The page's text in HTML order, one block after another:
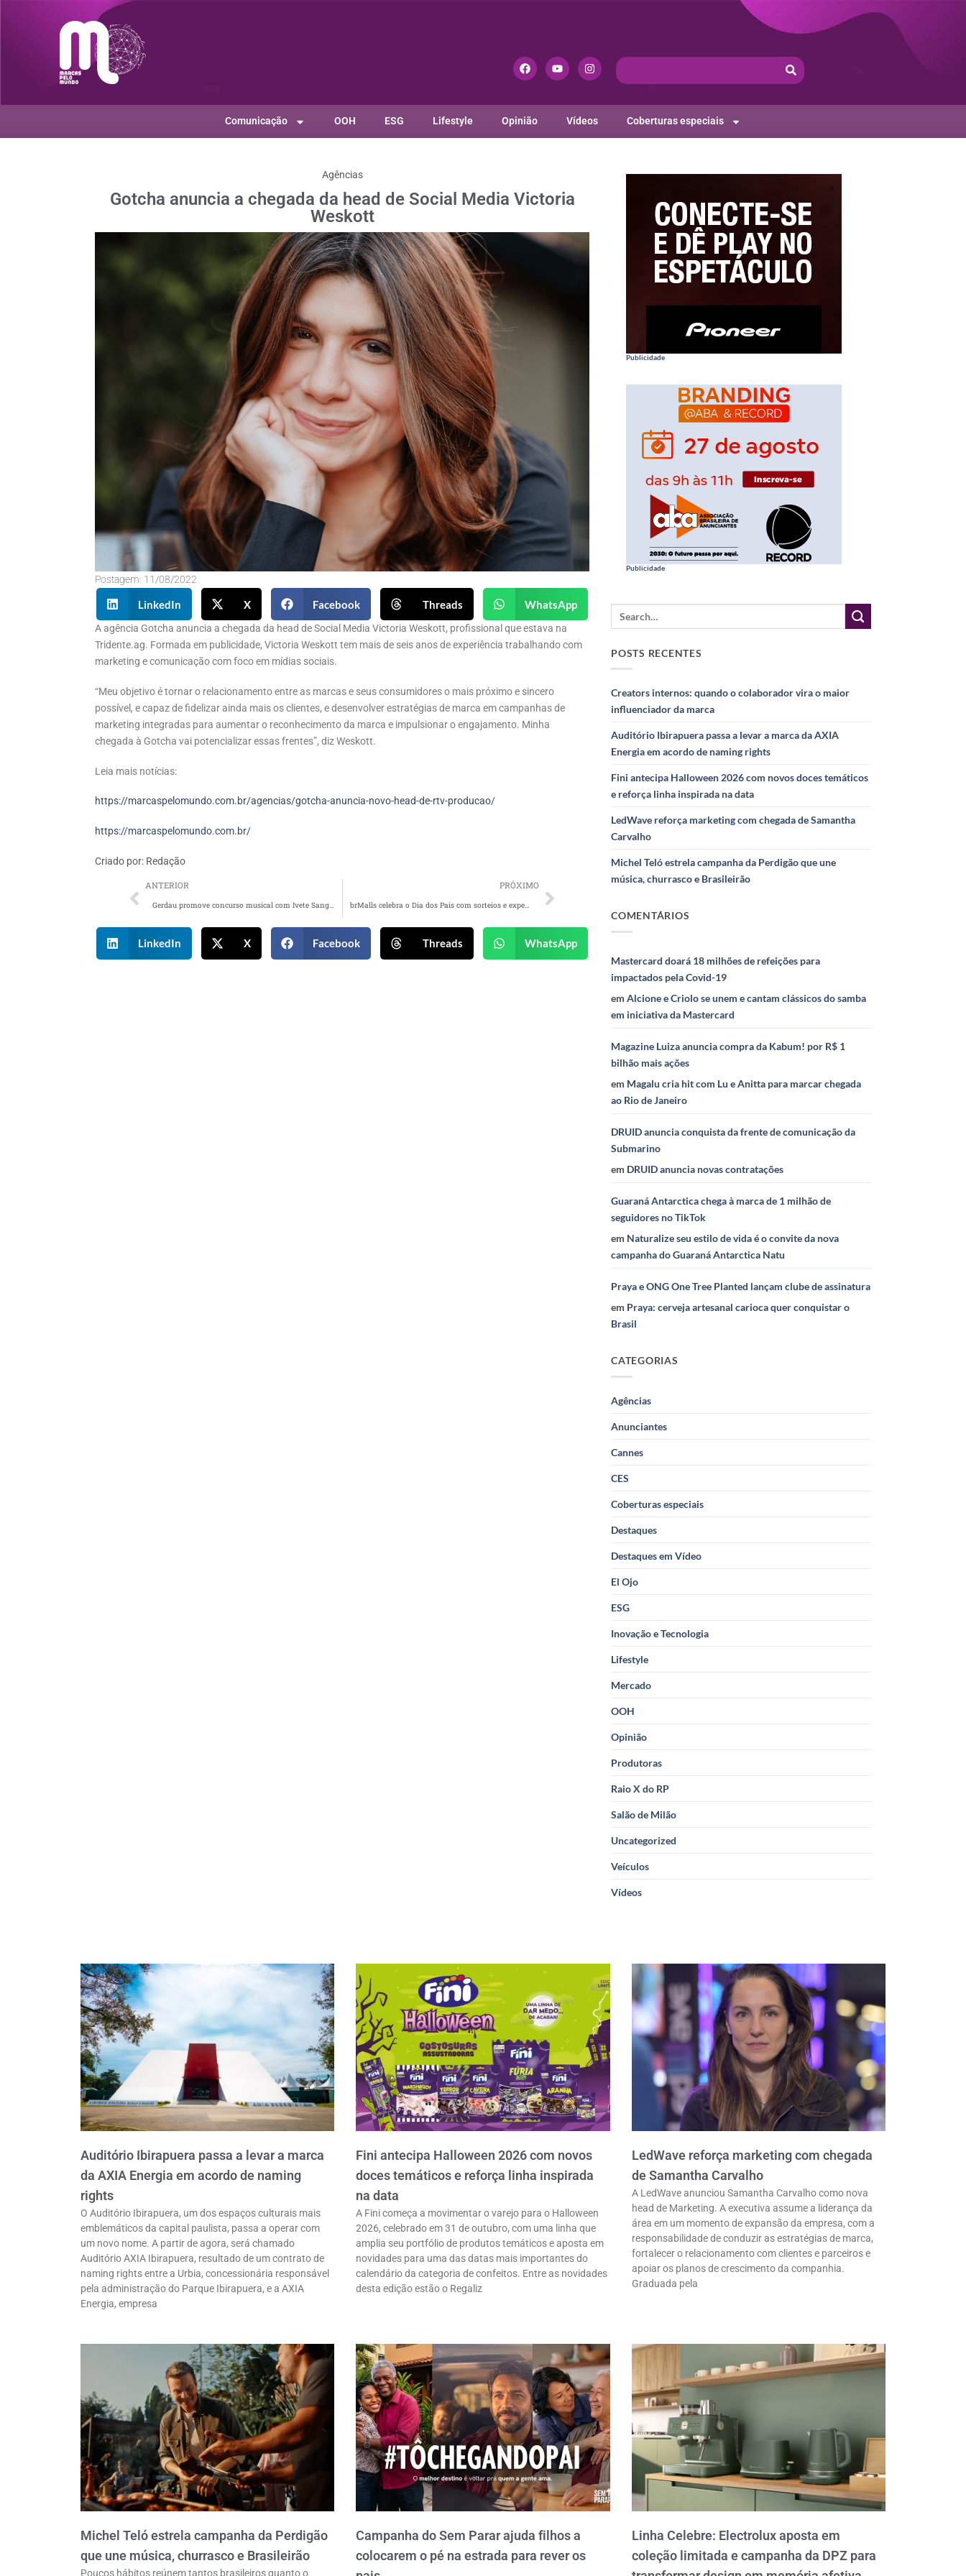
Comunicação OOH ESG Lifestyle Opinião Vídeos Coberturas especiais
Agências
Gotcha anuncia a chegada da head de Social Media Victoria
Weskott
Postagem: 11/08/2022
LinkedIn X Facebook Threads WhatsApp
A agência Gotcha anuncia a chegada da head de Social Media Victoria Weskott, profissional que estava na
Tridente.ag. Formada em publicidade, Victoria Weskott tem mais de seis anos de experiência trabalhando com
marketing e comunicação com foco em mídias sociais.
“Meu objetivo é tornar o relacionamento entre as marcas e seus consumidores o mais próximo e sincero
possível, e capaz de fidelizar ainda mais os clientes, e desenvolver estratégias de marca em campanhas de
marketing integradas para aumentar o reconhecimento da marca e impulsionar o engajamento. Minha
chegada à Gotcha vai potencializar essas frentes”, diz Weskott.
Leia mais notícias:
https://marcaspelomundo.com.br/agencias/gotcha-anuncia-novo-head-de-rtv-producao/
https://marcaspelomundo.com.br/
Criado por: Redação
ANTERIOR PRÓXIMO
brMalls celebra o Dia dos Pais com sorteios e experiências diferenciadas
LinkedIn X Facebook Threads WhatsApp
Publicidade
Publicidade
POSTS RECENTES
Creators internos: quando o colaborador vira o maior
influenciador da marca
Auditório Ibirapuera passa a levar a marca da AXIA
Energia em acordo de naming rights
Fini antecipa Halloween 2026 com novos doces temáticos
e reforça linha inspirada na data
LedWave reforça marketing com chegada de Samantha
Carvalho
Michel Teló estrela campanha da Perdigão que une
música, churrasco e Brasileirão
COMENTÁRIOS
Mastercard doará 18 milhões de refeições para
impactados pela Covid-19
emAlcione e Criolo se unem e cantam clássicos do samba
em iniciativa da Mastercard
Magazine Luiza anuncia compra da Kabum! por R$ 1
bilhão mais ações
em Magalu cria hit com Lu e Anitta para marcar chegada
ao Rio de Janeiro
DRUID anuncia conquista da frente de comunicação da
Submarino
em DRUID anuncia novas contratações
Guaraná Antarctica chega à marca de 1 milhão de
seguidores no TikTok
em Naturalize seu estilo de vida é o convite da nova
campanha do Guaraná Antarctica Natu
Praya e ONG One Tree Planted lançam clube de assinatura
em Praya: cerveja artesanal carioca quer conquistar o
Brasil
CATEGORIAS
Agências
Anunciantes
Cannes
CES
Coberturas especiais
Destaques
Destaques em Vídeo
El Ojo
ESG
Inovação e Tecnologia
Lifestyle
Mercado
OOH
Opinião
Produtoras
Raio X do RP
Salão de Milão
Uncategorized
Veículos
Vídeos
Auditório Ibirapuera passa a levar a marca
da AXIA Energia em acordo de naming
rights
O Auditório Ibirapuera, um dos espaços culturais mais
emblemáticos da capital paulista, passa a operar com
um novo nome. A partir de agora, será chamado
Auditório AXIA Ibirapuera, resultado de um contrato de
naming rights entre a Urbia, concessionária responsável
pela administração do Parque Ibirapuera, e a AXIA
Energia, empresa
Fini antecipa Halloween 2026 com novos
doces temáticos e reforça linha inspirada
na data
A Fini começa a movimentar o varejo para o Halloween
2026, celebrado em 31 de outubro, com uma linha que
amplia seu portfólio de produtos temáticos e aposta em
novidades para uma das datas mais importantes do
calendário da categoria de confeitos. Entre as novidades
desta edição estão o Regaliz
LedWave reforça marketing com chegada
de Samantha Carvalho
A LedWave anunciou Samantha Carvalho como nova
head de Marketing. A executiva assume a liderança da
área em um momento de expansão da empresa, com a
responsabilidade de conduzir as estratégias de marca,
fortalecer o relacionamento com clientes e parceiros e
apoiar os planos de crescimento da companhia.
Graduada pela
Michel Teló estrela campanha da Perdigão
que une música, churrasco e Brasileirão
Poucos hábitos reúnem tantos brasileiros quanto o
Campanha do Sem Parar ajuda filhos a
colocarem o pé na estrada para rever os
Linha Celebre: Electrolux aposta em
coleção limitada e campanha da DPZ para